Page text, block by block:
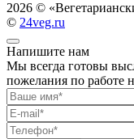
2026 ©
© 24veg.ru
Напишите нам
Мы всегда готовы
пожелания по работе